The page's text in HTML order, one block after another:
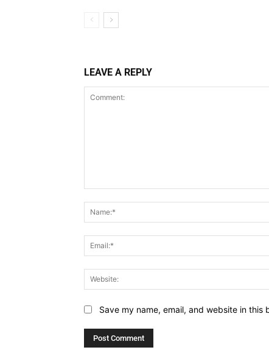
LEAVE A REPLY
Save my name, email, and website in